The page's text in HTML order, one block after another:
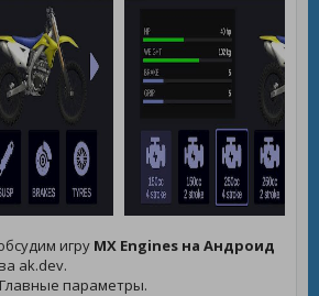
игру MX Engines на Андроид
ak.dev.
Главные параметры.